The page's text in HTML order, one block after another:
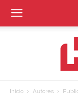
Inicio Autores